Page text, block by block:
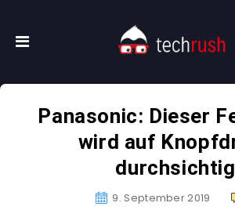
Panasonic: Dieser
wird auf
durchsichtig
9. September 2019